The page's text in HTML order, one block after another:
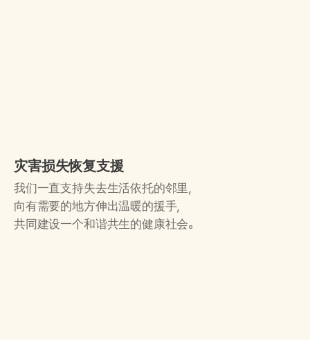
灾害损失恢复支援
我们一直支持失去生活依托的邻里，
向有需要的地方伸出温暖的援手，
共同建设一个和谐共生的健康社会。